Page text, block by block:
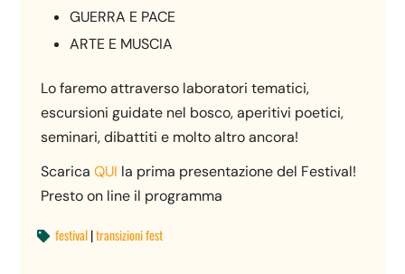
GUERRA E PACE
ARTE E MUSCIA
Lo faremo attraverso laboratori tematici,
escursioni guidate nel bosco, aperitivi poetici,
seminari, dibattiti e molto altro ancora!
ScaricaQUI la prima presentazione del Festival!
Presto on line il programma
 festival|transizioni fest